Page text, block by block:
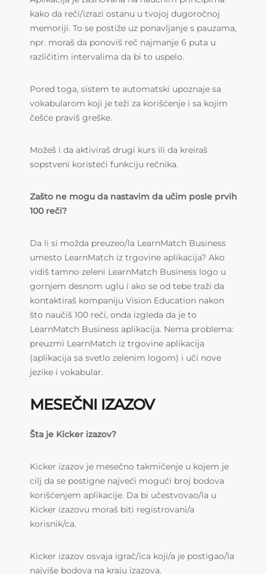
kako da reči/izrazi ostanu u tvojoj dugoročnoj
memoriji. To se postiže uz ponavljanje s pauzama,
npr. moraš da ponoviš reč najmanje 6 puta u
različitim intervalima da bi to uspelo.
Pored toga, sistem te automatski upoznaje sa
vokabularom koji je teži za korišćenje i sa kojim
češće praviš greške.
Možeš i da aktiviraš drugi kurs ili da kreiraš
sopstveni koristeći funkciju rečnika.
Zašto ne mogu da nastavim da učim posle prvih
100 reči?
Da li si možda preuzeo/la LearnMatch Business
umesto LearnMatch iz trgovine aplikacija? Ako
vidiš tamno zeleni LearnMatch Business logo u
gornjem desnom uglu i ako se od tebe traži da
kontaktiraš kompaniju Vision Education nakon
što naučiš 100 reči, onda izgleda da je to
LearnMatch Business aplikacija. Nema problema:
preuzmi LearnMatch iz trgovine aplikacija
(aplikacija sa svetlo zelenim logom) i uči nove
jezike i vokabular.
MESEČNI IZAZOV
Šta je Kicker izazov?
Kicker izazov je mesečno takmičenje u kojem je
cilj da se postigne najveći mogući broj bodova
korišćenjem aplikacije. Da bi učestvovao/la u
Kicker izazovu moraš biti registrovani/a
korisnik/ca.
Kicker izazov osvaja igrač/ica koji/a je postigao/la
najviše bodova na kraju izazova.